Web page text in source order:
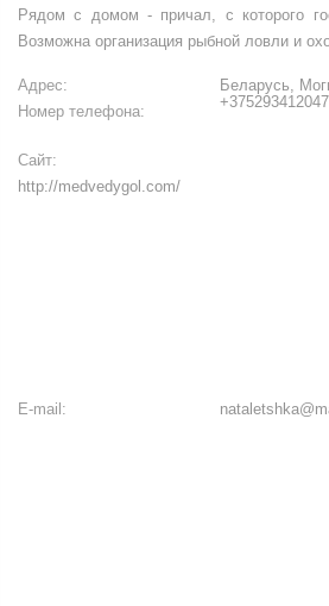
Рядом с домом - причал, с которого
Возможна организация рыбной ловли и
Адрес:
Беларусь,
Номер телефона:
+375293412047
Сайт:
http://medvedygol.com/
E-mail: